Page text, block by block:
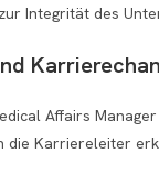
Integrität des
Affairs
die Karriereleiter